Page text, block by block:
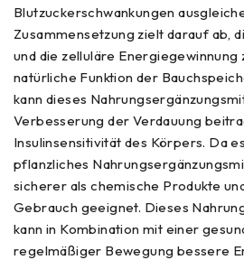
Blutzuckerschwankungen
Zusammensetzung zielt darauf ab,
und die zelluläre Energiegewinnung
natürliche Funktion der
kann dieses
Verbesserung der Verdauung
Insulinsensitivität des Körpers. Da
pflanzliches
sicherer als chemische Produkte
Gebrauch geeignet. Dieses
kann in Kombination mit einer
regelmäßiger Bewegung bessere